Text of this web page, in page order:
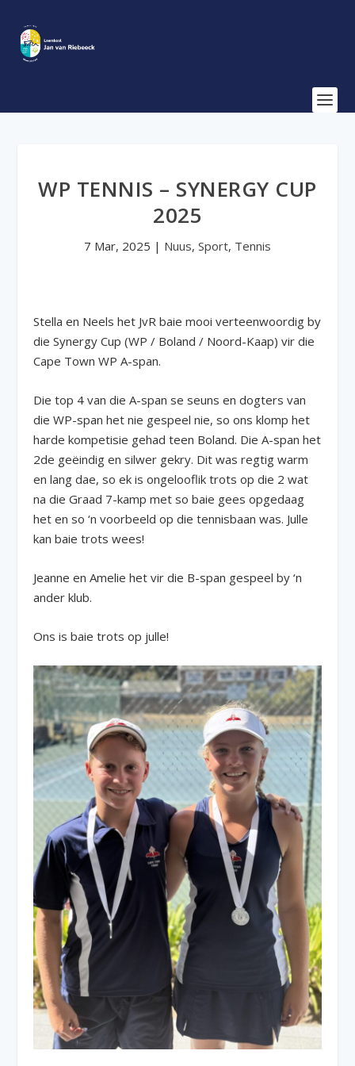
WP TENNIS – SYNERGY CUP
2025
7 Mar, 2025 | Nuus, Sport, Tennis
Stella en Neels het JvR baie mooi verteenwoordig by
die Synergy Cup (WP / Boland / Noord-Kaap) vir die
Cape Town WP A-span.
Die top 4 van die A-span se seuns en dogters van
die WP-span het nie gespeel nie, so ons klomp het
harde kompetisie gehad teen Boland. Die A-span het
2de geëindig en silwer gekry. Dit was regtig warm
en lang dae, so ek is ongelooflik trots op die 2 wat
na die Graad 7-kamp met so baie gees opgedaag
het en so ‘n voorbeeld op die tennisbaan was. Julle
kan baie trots wees!
Jeanne en Amelie het vir die B-span gespeel by ‘n
ander klub.
Ons is baie trots op julle!